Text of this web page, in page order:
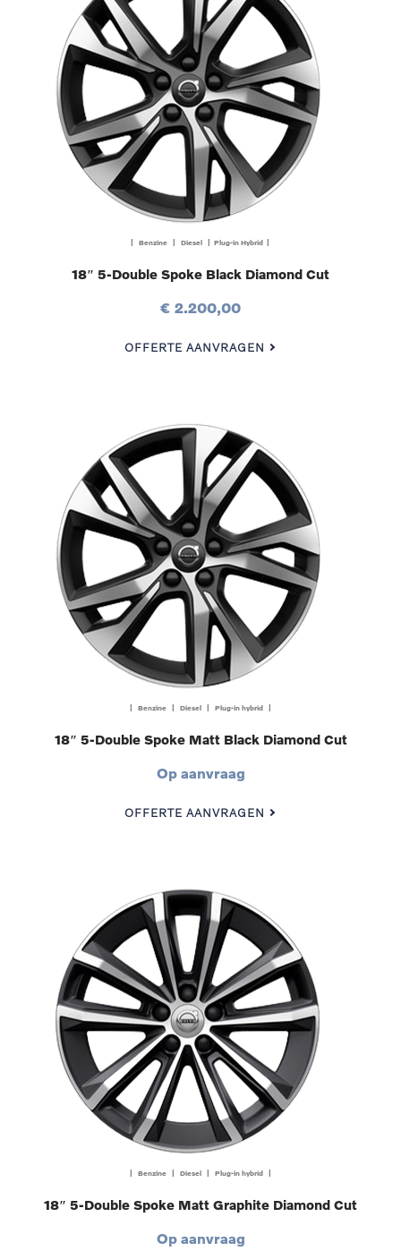
| Benzine | Diesel | Plug-in Hybrid |
18″ 5-Double Spoke Black Diamond Cut
€ 2.200,00
OFFERTE AANVRAGEN
| Benzine | Diesel | Plug-in hybrid |
18″ 5-Double Spoke Matt Black Diamond Cut
Op aanvraag
OFFERTE AANVRAGEN
| Benzine | Diesel | Plug-in hybrid |
18″ 5-Double Spoke Matt Graphite Diamond Cut
Op aanvraag